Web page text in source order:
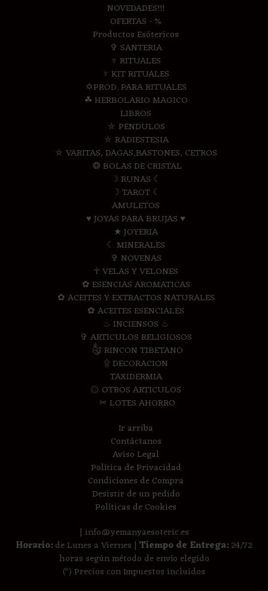
NOVEDADES!!!
OFERTAS - %
Productos Esótericos
✞ SANTERIA
♆ RITUALES
♆ KIT RITUALES
✡PROD. PARA RITUALES
☘ HERBOLARIO MAGICO
LIBROS
⛤ PENDULOS
⛤ RADIESTESIA
⛤ VARITAS, DAGAS,BASTONES, CETROS
❂ BOLAS DE CRISTAL
☽ RUNAS ☾
☽ TAROT ☾
AMULETOS
♥ JOYAS PARA BRUJAS ♥
★ JOYERIA
☾ MINERALES
✞ NOVENAS
☥ VELAS Y VELONES
✿ ESENCIAS AROMATICAS
✿ ACEITES Y EXTRACTOS NATURALES
✿ ACEITES ESENCIALES
♨ INCIENSOS ♨
✞ ARTICULOS RELIGIOSOS
༃ RINCON TIBETANO
۩ DECORACION
TAXIDERMIA
۞ OTROS ARTICULOS
✂ LOTES AHORRO
Ir arriba
Contáctanos
Aviso Legal
Política de Privacidad
Condiciones de Compra
Desistir de un pedido
Políticas de Cookies
| info@yemanyaesoteric.es
Horario:de Lunes a Viernes | Tiempo de Entrega:24/72
horas según método de envío elegido
(*) Precios con Impuestos incluidos